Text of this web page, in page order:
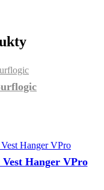
Hanger VPro